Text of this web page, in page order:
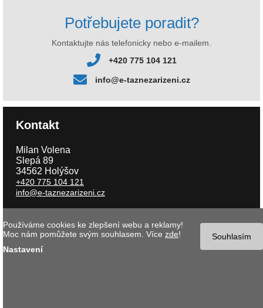
Potřebujete poradit?
Kontaktujte nás telefonicky nebo e-mailem.
+420 775 104 121
info@e-taznezarizeni.cz
Kontakt
Milan Volena
Slepá 89
34562 Holýšov
+420 775 104 121
info@e-taznezarizeni.cz
Copyright © 2026 e-taznezarizeni.cz | Aktualizace 07.08.2026 |
internetového obchodu- MK software |Nastavení cookies Souhlasím
Používáme cookies ke zlepšení webu a reklamy!
Moc nám pomůžete svým souhlasem. Více zde!
Nastavení